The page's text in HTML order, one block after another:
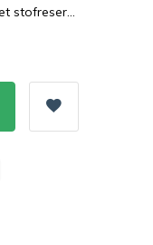
stofreser...